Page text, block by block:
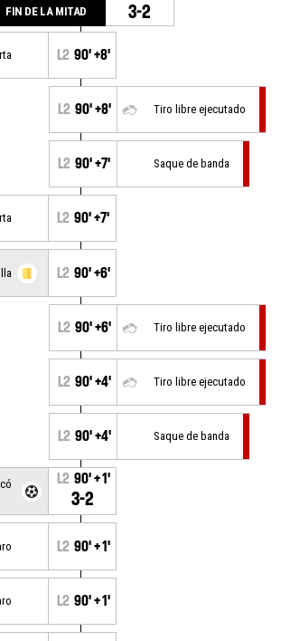
FIN DE LA MITAD 3-2
L2 90' +8'
L2 90' +8' Tiro libre ejecutado
L2 90' +7' Saque de banda
L2 90' +7'
L2 90' +6'
L2 90' +6' Tiro libre ejecutado
L2 90' +4' Tiro libre ejecutado
L2 90' +4' Saque de banda
L2 90' +1'
3-2
L2 90' +1'
L2 90' +1'